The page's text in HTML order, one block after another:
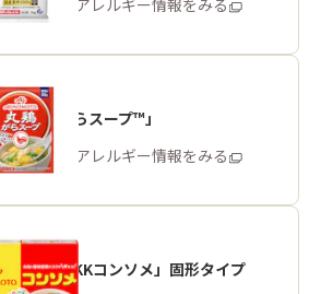
商品・アレルギー情報をみる
「丸鶏がらスープ™」
商品・アレルギー情報をみる
「味の素KKコンソメ」固形タイプ